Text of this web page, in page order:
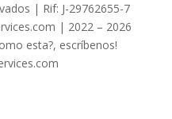
| Rif: J-29762655-7
| 2022 – 2026
esta?, escríbenos!